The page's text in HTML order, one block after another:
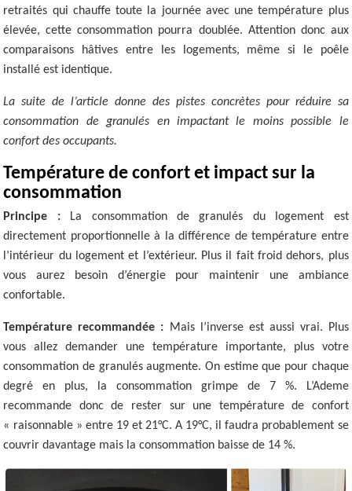
retraités qui chauffe toute la journée avec une température plus
élevée, cette consommation pourra doublée. Attention donc aux
comparaisons hâtives entre les logements, même si le poêle
installé est identique.
La suite de l’article donne des pistes concrètes pour réduire sa
consommation de granulés en impactant le moins possible le
confort des occupants.
Température de confort et impact sur la
consommation
Principe :La consommation de granulés du logement est
directement proportionnelle à la différence de température entre
l’intérieur du logement et l’extérieur. Plus il fait froid dehors, plus
vous aurez besoin d’énergie pour maintenir une ambiance
confortable.
Température recommandée : Mais l’inverse est aussi vrai. Plus
vous allez demander une température importante, plus votre
consommation de granulés augmente. On estime que pour chaque
degré en plus, la consommation grimpe de 7 %. L’Ademe
recommande donc de rester sur une température de confort
« raisonnable » entre 19 et 21°C. A 19°C, il faudra probablement se
couvrir davantage mais la consommation baisse de 14 %.